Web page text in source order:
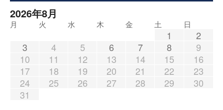
2026年8月
月 火 水 木 金 土 日
1
2
3
4 5 6 7 8
9
10
11 12 13 14 15
16
17
18 19 20 21 22
23
24
25 26 27 28 29
30
31